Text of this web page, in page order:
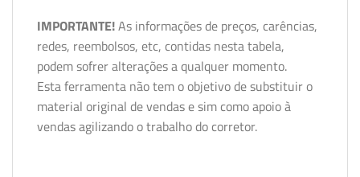
IMPORTANTE!As informações de preços, carências,
redes, reembolsos, etc, contidas nesta tabela,
podem sofrer alterações a qualquer momento.
Esta ferramenta não tem o objetivo de substituir o
material original de vendas e sim como apoio à
vendas agilizando o trabalho do corretor.